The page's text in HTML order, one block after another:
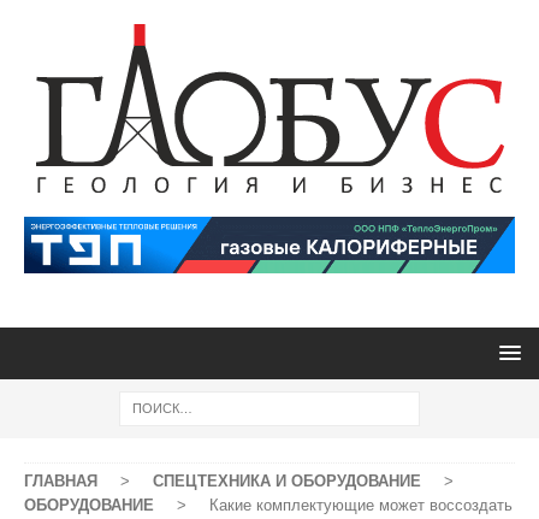
ГЛАВНАЯ > СПЕЦТЕХНИКА И ОБОРУДОВАНИЕ
>
ОБОРУДОВАНИЕ
>
Какие комплектующие может воссоздать